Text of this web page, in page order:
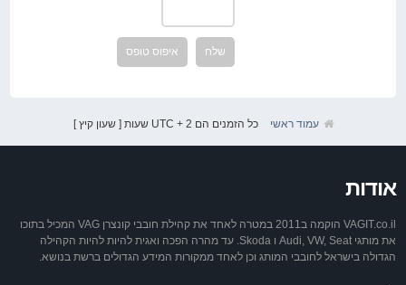
עמוד ראשי כל הזמנים הם UTC + 2 שעות [ שעון קיץ ]
אודות
VAGIT.co.il הוקמה ב2011 במטרה לאחד את קהילת חובבי קונצרן VAG המכיל בתוכו
את מותגי Audi, VW, Seat ו Skoda. עד מהרה הפכה ואגית להיות להיות הקהילה
הגדולה בישראל לחובבי המותג וכן לאחד ממקורות המידע הגדולים ברשת בנושא.